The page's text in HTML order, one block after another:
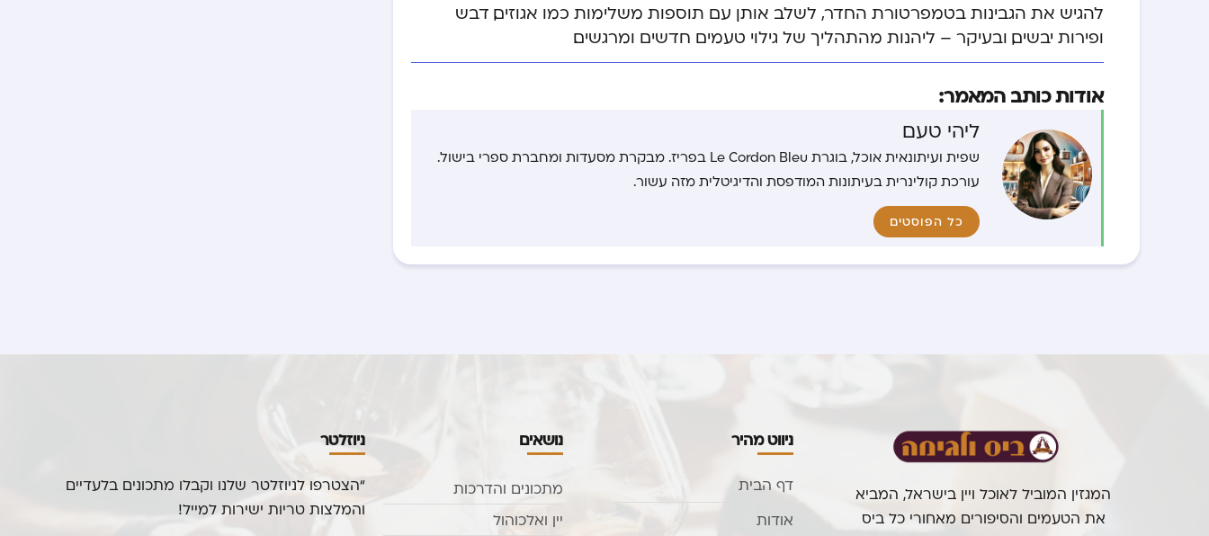
להגיש את הגבינות בטמפרטורת החדר, לשלב אותן עם תוספות משלימות כמו אגוזים, דבש
ופירות יבשים, ובעיקר – ליהנות מהתהליך של גילוי טעמים חדשים ומרגשים.
אודות כותב המאמר:
ליהי טעם
שפית ועיתונאית אוכל, בוגרת Le Cordon Bleu בפריז. מבקרת מסעדות ומחברת ספרי בישול.
עורכת קולינרית בעיתונות המודפסת והדיגיטלית מזה עשור.
כל הפוסטים
המגזין המוביל לאוכל ויין בישראל, המביא
את הטעמים והסיפורים מאחורי כל ביס
ניווט מהיר
דף הבית
אודות
נושאים
מתכונים והדרכות
יין ואלכוהול
ניוזלטר
“הצטרפו לניוזלטר שלנו וקבלו מתכונים בלעדיים
והמלצות טריות ישירות למייל!